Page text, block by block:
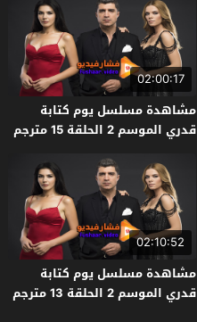
02:00:17
مشاهدة مسلسل يوم كتابة
قدري الموسم 2 الحلقة 15 مترجم
02:10:52
مشاهدة مسلسل يوم كتابة
قدري الموسم 2 الحلقة 13 مترجم